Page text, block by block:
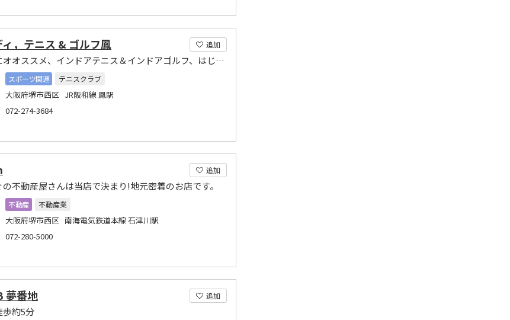
追加
，テニス & ゴルフ鳳
初心者の方にオオススメ、インドアテニス＆インドアゴルフ、はじめませんか！
スポーツ関連
テニスクラブ
大阪府堺市西区 JR阪和線 鳳駅
072-274-3684
追加
不動産屋さんは当店で決まり!地元密着のお店です。
不動産
不動産業
大阪府堺市西区 南海電気鉄道本線 石津川駅
072-280-5000
追加
夢番地
歩約5分